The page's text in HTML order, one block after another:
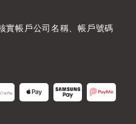
實帳戶公司名稱、帳戶號碼